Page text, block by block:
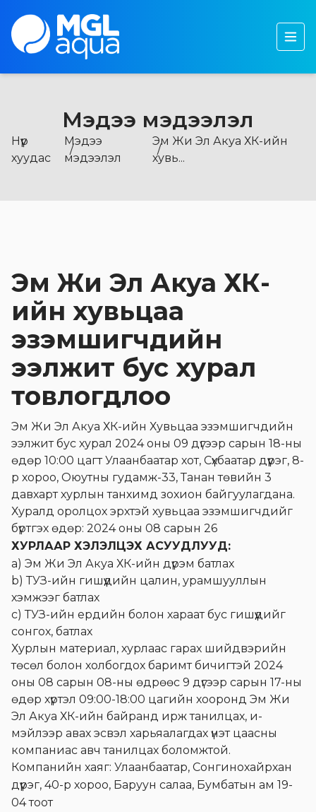
Мэдээ мэдээлэл
Нүүр
хуудас
Мэдээ
мэдээлэл
Эм Жи Эл Акуа ХК-ийн
хувь...
Эм Жи Эл Акуа ХК-
ийн хувьцаа
эзэмшигчдийн
ээлжит бус хурал
товлогдлоо
Эм Жи Эл Акуа ХК-ийн Хувьцаа эзэмшигчдийн
ээлжит бус хурал 2024 оны 09 дүгээр сарын 18-ны
өдөр 10:00 цагт Улаанбаатар хот, Сүхбаатар дүүрэг, 8-
р хороо, Оюутны гудамж-33, Танан төвийн 3
давхарт хурлын танхимд зохион байгуулагдана.
Хуралд оролцох эрхтэй хувьцаа эзэмшигчдийг
бүртгэх өдөр: 2024 оны 08 сарын 26
ХУРЛААР ХЭЛЭЛЦЭХ АСУУДЛУУД:
а) Эм Жи Эл Акуа ХК-ийн дүрэм батлах
b) ТУЗ-ийн гишүүдийн цалин, урамшууллын
хэмжээг батлах
с) ТУЗ-ийн ердийн болон хараат бус гишүүдийг
сонгох, батлах
Хурлын материал, хурлаас гарах шийдвэрийн
төсөл болон холбогдох баримт бичигтэй 2024
оны 08 сарын 08-ны өдрөөс 9 дүгээр сарын 17-ны
өдөр хүртэл 09:00-18:00 цагийн хооронд Эм Жи
Эл Акуа ХК-ийн байранд ирж танилцах, и-
мэйлээр авах эсвэл харьяалагдах үнэт цаасны
компаниас авч танилцах боломжтой.
Компанийн хаяг: Улаанбаатар, Сонгинохайрхан
дүүрэг, 40-р хороо, Баруун салаа, Бумбатын ам 19-
04 тоот
Хөрөнгө оруулагчдад